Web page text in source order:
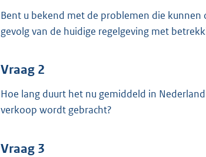
o
t
4
Bent u bekend met de problemen die
gevolg van de huidige regelgeving met
Vraag 2
Hoe lang duurt het nu gemiddeld in
verkoop wordt gebracht?
Vraag 3